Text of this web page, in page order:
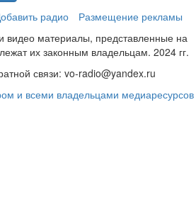
радио
Размещение рекламы
видео материалы, представленные на
их законным владельцам. 2024 гг.
связи: vo-radio@yandex.ru
и всеми владельцами медиаресурсов